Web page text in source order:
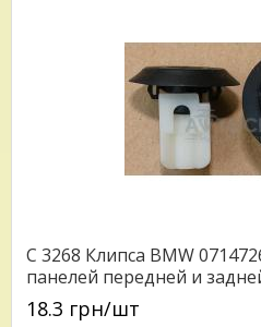
C 3268 Клипса BMW
панелей передней и
18.3 грн/шт